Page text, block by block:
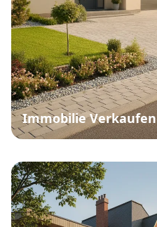
Immobilie Verkaufen